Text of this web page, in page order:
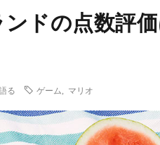
ドの点数評
る ゲーム マリオ